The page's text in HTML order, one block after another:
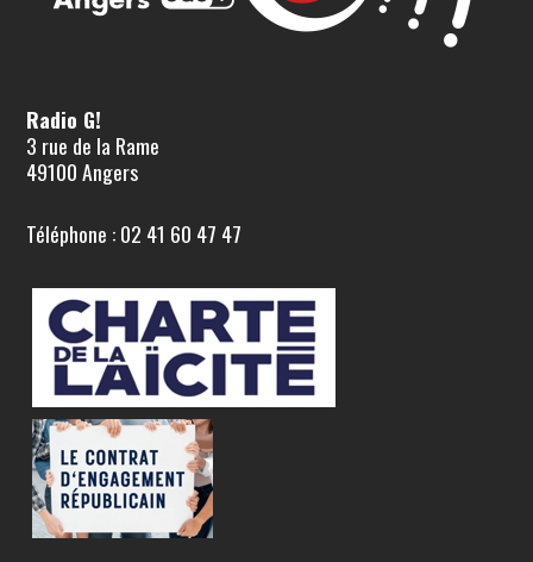
Radio G!
3 rue de la Rame
49100 Angers
Téléphone : 02 41 60 47 47